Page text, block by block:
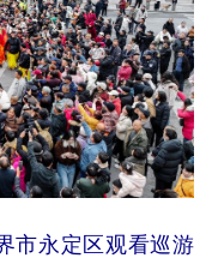
山西
江苏
江西
湖南
市永定区观看巡游